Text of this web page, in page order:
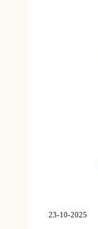
23-10-2025